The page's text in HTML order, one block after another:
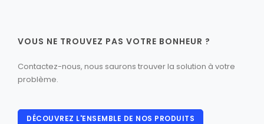
VOUS NE TROUVEZ PAS VOTRE BONHEUR ?
Contactez-nous, nous saurons trouver la solution à votre
problème.
DÉCOUVREZ L'ENSEMBLE DE NOS PRODUITS